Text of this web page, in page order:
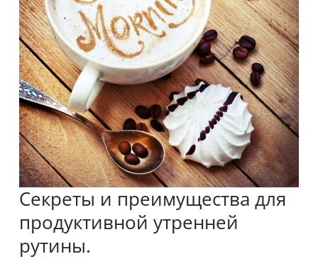
Секреты и преимущества для
продуктивной утренней
рутины.